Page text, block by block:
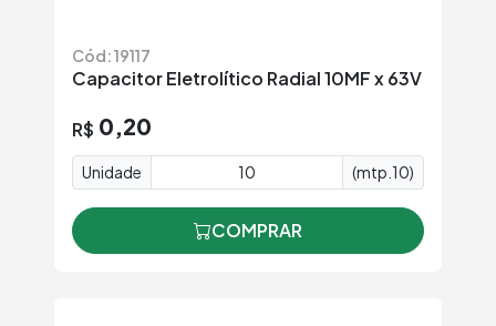
Cód: 19117
Capacitor Eletrolítico Radial 10MF x 63V
R$ 0,20
Unidade (mtp.10)
COMPRAR